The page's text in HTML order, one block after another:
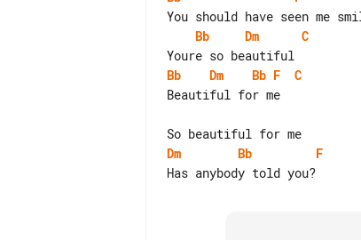
Bb
Dm
C
Bb
Dm Bb F
C
Beautiful for me
Dm
Bb
F